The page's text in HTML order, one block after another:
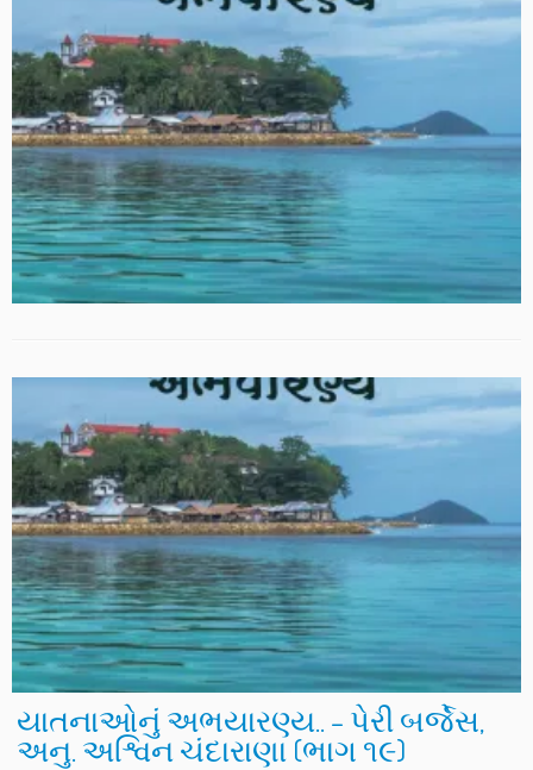
યાતનાઓનું અભયારણ્ય.. – પેરી બર્જેસ,
અનુ. અશ્વિન ચંદારાણા (ભાગ ૧૯)